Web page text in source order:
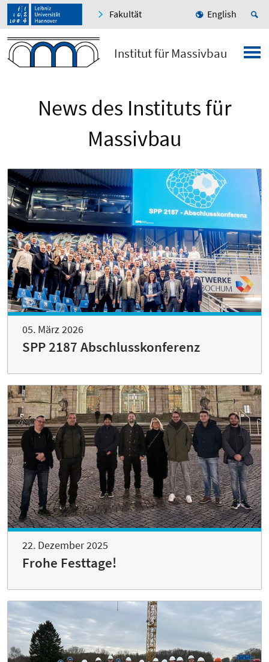
Fakultät English
Institut für Massivbau
News des Instituts für
Massivbau
05. März 2026
SPP 2187 Abschlusskonferenz
22. Dezember 2025
Frohe Festtage!